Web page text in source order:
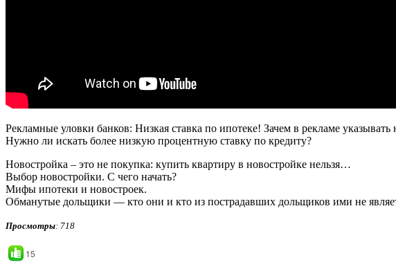
Рекламные уловки банков: Низкая ставка по ипотеке! Зачем в рекламе
Нужно ли искать более низкую процентную ставку по кредиту?
Новостройка – это не покупка: купить квартиру в новостройке нельзя…
Выбор новостройки. С чего начать?
Мифы ипотеки и новостроек.
Обманутые дольщики — кто они и кто из пострадавших дольщиков ими не
Просмотры: 718
15